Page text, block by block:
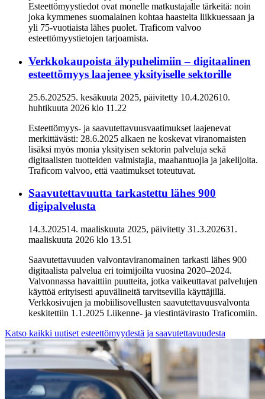
Esteettömyystiedot ovat monelle matkustajalle tärkeitä: noin
joka kymmenes suomalainen kohtaa haasteita liikkuessaan ja
yli 75-vuotiaista lähes puolet. Traficom valvoo
esteettömyystietojen tarjoamista.
Verkkokaupoista älypuhelimiin – digitaalinen
esteettömyys laajenee yksityiselle sektorille
25.6.202525. kesäkuuta 2025, päivitetty 10.4.202610.
huhtikuuta 2026 klo 11.22
Esteettömyys- ja saavutettavuusvaatimukset laajenevat
merkittävästi: 28.6.2025 alkaen ne koskevat viranomaisten
lisäksi myös monia yksityisen sektorin palveluja sekä
digitaalisten tuotteiden valmistajia, maahantuojia ja jakelijoita.
Traficom valvoo, että vaatimukset toteutuvat.
Saavutettavuutta tarkastettu lähes 900
digipalvelusta
14.3.202514. maaliskuuta 2025, päivitetty 31.3.202631.
maaliskuuta 2026 klo 13.51
Saavutettavuuden valvontaviranomainen tarkasti lähes 900
digitaalista palvelua eri toimijoilta vuosina 2020–2024.
Valvonnassa havaittiin puutteita, jotka vaikeuttavat palvelujen
käyttöä erityisesti apuvälineitä tarvitsevilla käyttäjillä.
Verkkosivujen ja mobiilisovellusten saavutettavuusvalvonta
keskitettiin 1.1.2025 Liikenne- ja viestintävirasto Traficomiin.
Katso kaikki uutiset esteettömyydestä ja saavutettavuudesta